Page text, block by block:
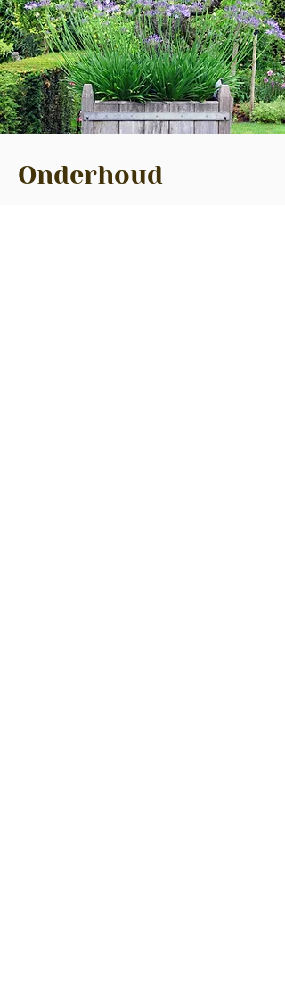
Onderhoud